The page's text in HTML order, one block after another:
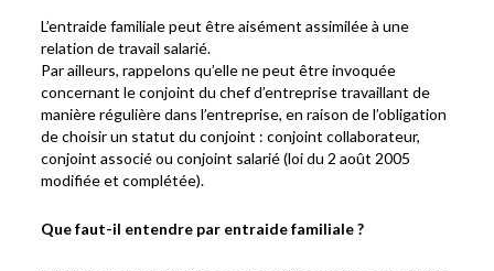
L’entraide familiale peut être aisément assimilée à une
relation de travail salarié.
Par ailleurs, rappelons qu’elle ne peut être invoquée
concernant le conjoint du chef d’entreprise travaillant de
manière régulière dans l’entreprise, en raison de l’obligation
de choisir un statut du conjoint : conjoint collaborateur,
conjoint associé ou conjoint salarié (loi du 2 août 2005
modifiée et complétée).
Que faut-il entendre par entraide familiale ?